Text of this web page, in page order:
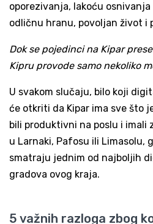
oporezivanja, lakoću
odličnu hranu, povoljan život i
Dok se pojedinci na Kipar
Kipru provode samo nekoliko
U svakom slučaju, bilo koji
će otkriti da Kipar ima sve što
bili produktivni na poslu i
u Larnaki, Pafosu ili Limasolu,
smatraju jednim od najboljih
gradova ovog kraja.
5 važnih razloga zbog